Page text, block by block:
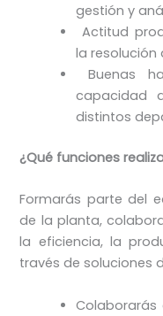
gestión y
Actitud
la resolución
Buenas
capacidad
distintos
¿Qué funciones
Formarás parte del
de la planta,
la eficiencia, la
través de soluciones